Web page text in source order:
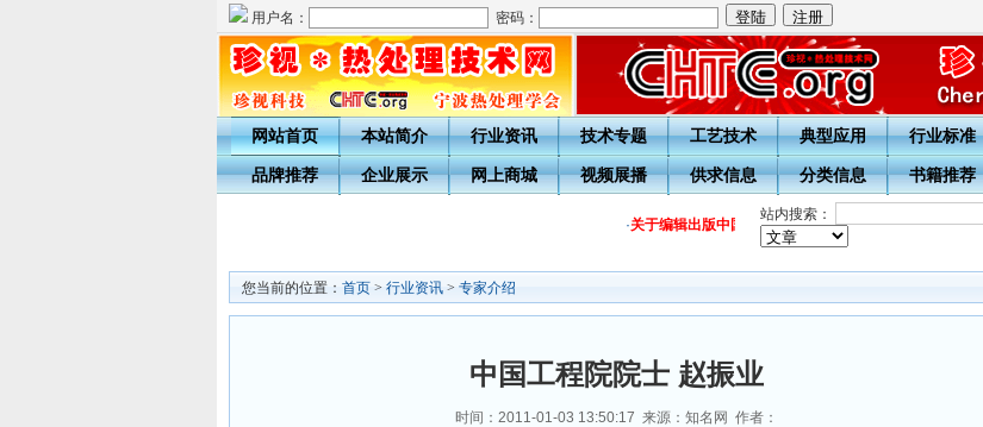
用户名： 密码：
网站首页 本站简介 行业资讯 技术专题 工艺技术 典型应用 行业标准
品牌推荐 企业展示 网上商城 视频展播 供求信息 分类信息 书籍推荐
关于编辑出版中国热处理行业协会会员名簿(2018版)的通
站内搜索：
您当前的位置： 首页 > 行业资讯 > 专家介绍
中国工程院院士 赵振业
时间：2011-01-03 13:50:17 来源：知名网 作者：